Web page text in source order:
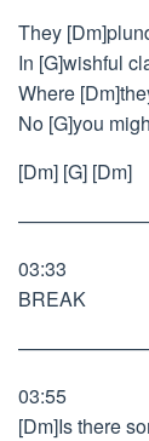
They
In [G]wishful
Where
No [G]you
[Dm] [G] [Dm]
03:33
BREAK
03:55
[Dm]Is there